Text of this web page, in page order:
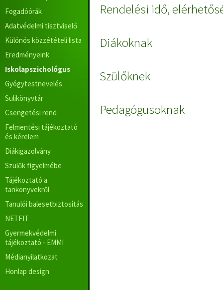
Fogadóórák
Adatvédelmi tisztviselő
Különös közzétételi lista
Eredményeink
Iskolapszichológus
Gyógytestnevelés
Sulikönyvtár
Csengetési rend
Felmentési tájékoztató
és kérelem
Diákigazolvány
Szülők figyelmébe
Tájékoztató a
tankönyvekről
Tanulói balesetbiztosítás
NETFIT
Gyermekvédelmi
tájékoztató - EMMI
Médianyilatkozat
Honlap design
Rendelési idő,
Diákoknak
Szülőknek
Pedagógusoknak